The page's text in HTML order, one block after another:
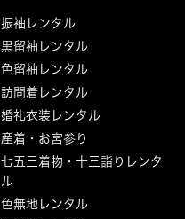
振袖レンタル
黒留袖レンタル
色留袖レンタル
訪問着レンタル
婚礼衣装レンタル
産着・お宮参り
七五三着物・十三詣りレンタ
ル
色無地レンタル